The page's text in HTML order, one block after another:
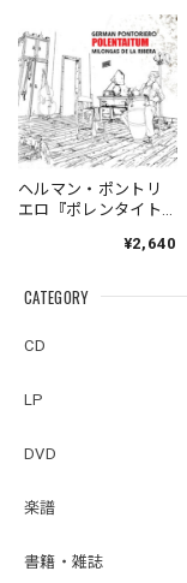
CATEGORY
CD
LP
DVD
楽譜
書籍・雑誌
ヘルマン・ポントリ
エロ『ポレンタイト
Pontoriero『POLENT
la Ribera』
¥2,640